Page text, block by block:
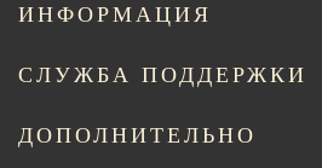
ИНФОРМАЦИЯ
СЛУЖБА ПОДДЕРЖКИ
ДОПОЛНИТЕЛЬНО